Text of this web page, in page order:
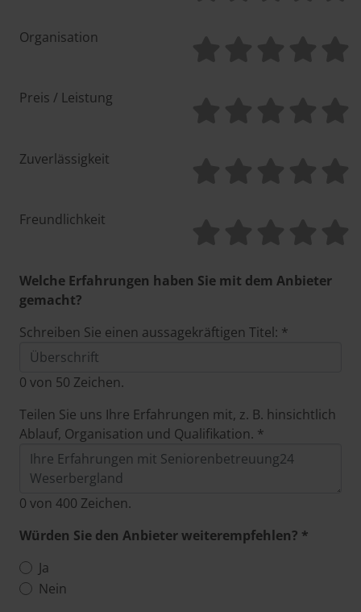
Organisation
Preis / Leistung
Zuverlässigkeit
Freundlichkeit
Welche Erfahrungen haben Sie mit dem Anbieter
gemacht?
Schreiben Sie einen aussagekräftigen Titel: *
0 von 50 Zeichen.
Teilen Sie uns Ihre Erfahrungen mit, z. B. hinsichtlich
Ablauf, Organisation und Qualifikation. *
0 von 400 Zeichen.
Würden Sie den Anbieter weiterempfehlen? *
Ja
Nein